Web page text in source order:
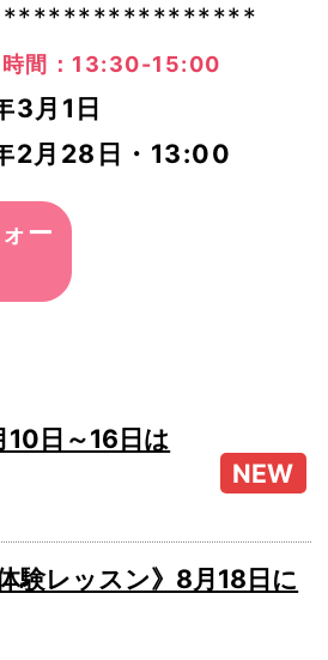
間：13:30-15:00
3月1日
2月28日・13:00
ー
10日～16日は
験レッスン》8月18日に